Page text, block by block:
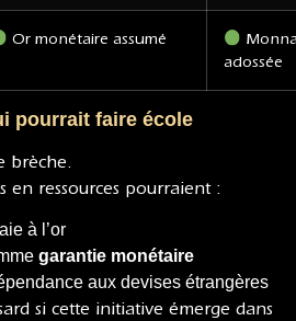
Or monétaire assumé
adossée
pourrait faire école
brèche.
en ressources pourraient :
à l’or
garantie monétaire
aux devises étrangères
si cette initiative émerge dans